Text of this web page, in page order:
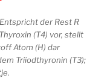
der Rest R
(T4) vor, stellt
Atom (H) dar
Triiodthyronin (T3);